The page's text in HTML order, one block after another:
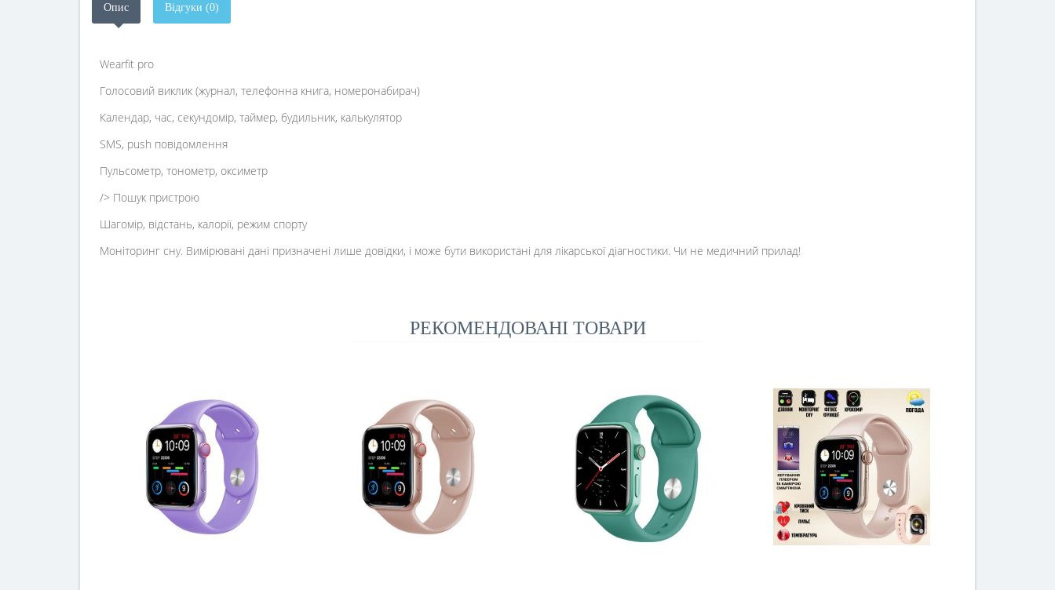
Опис Відгуки (0)
Wearfit pro
Голосовий виклик (журнал, телефонна книга, номеронабирач)
Календар, час, секундомір, таймер, будильник, калькулятор
SMS, push повідомлення
Пульсометр, тонометр, оксиметр
/> Пошук пристрою
Шагомір, відстань, калорії, режим спорту
Моніторинг сну. Вимірювані дані призначені лише довідки, і може бути використані для лікарської діагностики. Чи не медичний прилад!
РЕКОМЕНДОВАНІ ТОВАРИ